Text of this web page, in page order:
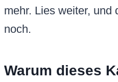
mehr. Lies weiter, und
noch.
Warum dieses